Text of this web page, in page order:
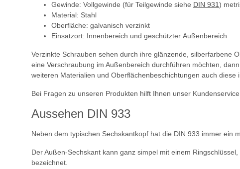
Gewinde: Vollgewinde (für Teilgewinde siehe DIN 931)
Material: Stahl
Oberfläche: galvanisch verzinkt
Einsatzort: Innenbereich und geschützter Außenbereich
Verzinkte Schrauben sehen durch ihre glänzende, silberfarbene
eine Verschraubung im Außenbereich durchführen möchten,
weiteren Materialien und Oberflächenbeschichtungen auch diese
Bei Fragen zu unseren Produkten hilft Ihnen unser
Aussehen DIN 933
Neben dem typischen Sechskantkopf hat die DIN 933 immer ein
Der Außen-Sechskant kann ganz simpel mit einem
bezeichnet.